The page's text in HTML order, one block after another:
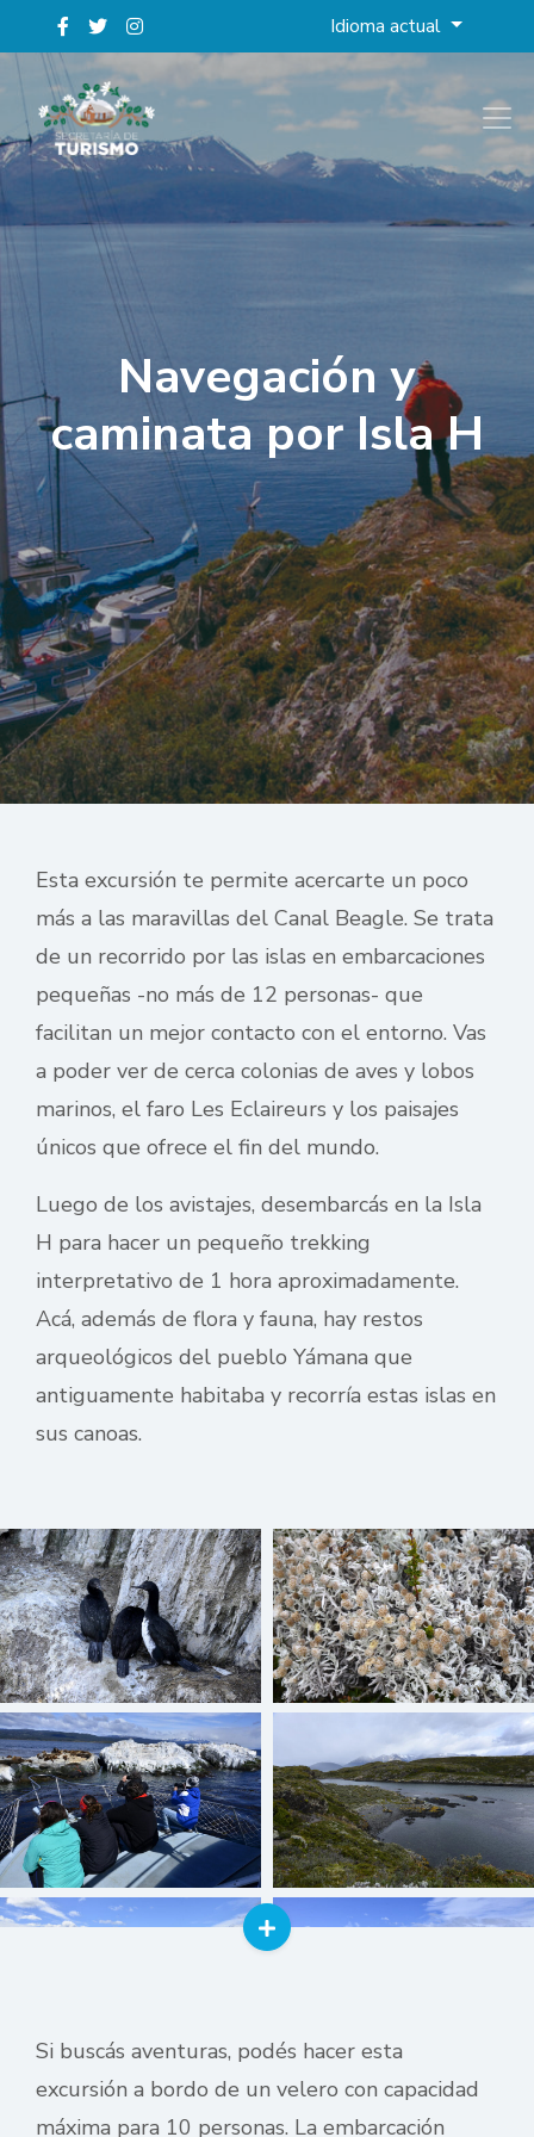
Idioma actual
Navegación y
caminata por Isla H
Esta excursión te permite acercarte un poco
más a las maravillas del Canal Beagle. Se trata
de un recorrido por las islas en embarcaciones
pequeñas -no más de 12 personas- que
facilitan un mejor contacto con el entorno. Vas
a poder ver de cerca colonias de aves y lobos
marinos, el faro Les Eclaireurs y los paisajes
únicos que ofrece el fin del mundo.
Luego de los avistajes, desembarcás en la Isla
H para hacer un pequeño trekking
interpretativo de 1 hora aproximadamente.
Acá, además de flora y fauna, hay restos
arqueológicos del pueblo Yámana que
antiguamente habitaba y recorría estas islas en
sus canoas.
Si buscás aventuras, podés hacer esta
excursión a bordo de un velero con capacidad
máxima para 10 personas. La embarcación